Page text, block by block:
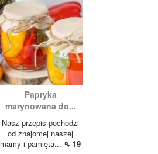
Papryka
marynowana do...
Nasz przepis pochodzi
od znajomej naszej
mamy i pamięta... ⇖ 19